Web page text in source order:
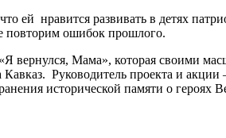
ей нравится развивать в детях
повторим ошибок прошлого.
вернулся, Мама», которая своими
Руководитель проекта и
исторической памяти о героях